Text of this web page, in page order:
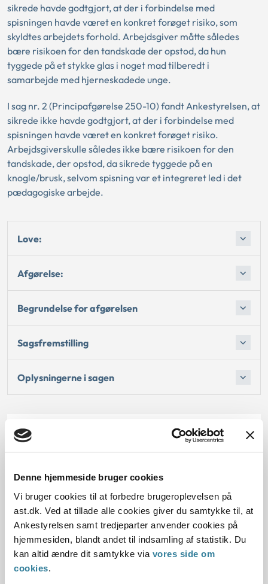
Denne hjemmeside bruger cookies
Vi bruger cookies til at forbedre brugeroplevelsen på
ast.dk. Ved at tillade alle cookies giver du samtykke til, at
Ankestyrelsen samt tredjeparter anvender cookies på
hjemmesiden, blandt andet til indsamling af statistik. Du
kan altid ændre dit samtykke via vores side om
cookies.
sikrede havde godtgjort, at der i forbindelse med
spisningen havde været en konkret forøget risiko, som
skyldtes arbejdets forhold. Arbejdsgiver måtte således
bære risikoen for den tandskade der opstod, da hun
tyggede på et stykke glas i noget mad tilberedt i
samarbejde med hjerneskadede unge.
I sag nr. 2 (Principafgørelse 250-10) fandt Ankestyrelsen, at
sikrede ikke havde godtgjort, at der i forbindelse med
spisningen havde været en konkret forøget risiko.
Arbejdsgiverskulle således ikke bære risikoen for den
tandskade, der opstod, da sikrede tyggede på en
knogle/brusk, selvom spisning var et integreret led i det
pædagogiske arbejde.
Love:
Afgørelse:
Begrundelse for afgørelsen
Sagsfremstilling
Oplysningerne i sagen
Dato for underskrift
Offentliggørelsesdato
10.07.2013
Paragraf